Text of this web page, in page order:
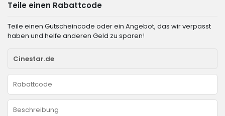
Teile einen Rabattcode
Teile einen Gutscheincode oder ein Angebot, das wir verpasst
haben und helfe anderen Geld zu sparen!